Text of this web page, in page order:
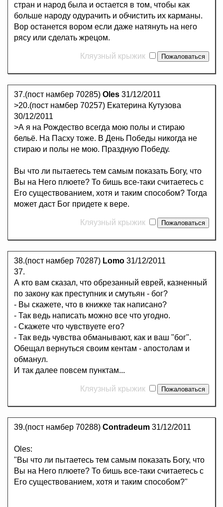
стран и народ была и остается в том, чтобы как
больше народу одурачить и обчистить их карманы.
Вор останется вором если даже натянуть на него
рясу или сделать жрецом.
Кляузный крыжик
37.(пост намбер 70285) Oles 31/12/2011
>20.(пост намбер 70257) Екатерина Кутузова
30/12/2011
>А я на Рождество всегда мою полы и стираю
бельё. На Пасху тоже. В День Победы никогда не
стираю и полы не мою. Праздную Победу.
Вы что ли пытаетесь тем самым показать Богу, что
Вы на Него плюете? То бишь все-таки считаетесь с
Его существованием, хотя и таким способом? Тогда
может даст Бог придете к вере.
Кляузный крыжик
38.(пост намбер 70287) Lomo 31/12/2011
37.
А кто вам сказал, что обрезанный еврей, казненный
по закону как преступник и смутьян - бог?
- Вы скажете, что в книжке так написано?
- Так ведь написать можно все что угодно.
- Скажете что чувствуете его?
- Так ведь чувства обманывают, как и ваш "бог".
Обещал вернуться своим кентам - апостолам и
обманул.
И так далее повсем пунктам...
Кляузный крыжик
39.(пост намбер 70288) Contradeum 31/12/2011
Oles:
"Вы что ли пытаетесь тем самым показать Богу, что
Вы на Него плюете? То бишь все-таки считаетесь с
Его существованием, хотя и таким способом?"